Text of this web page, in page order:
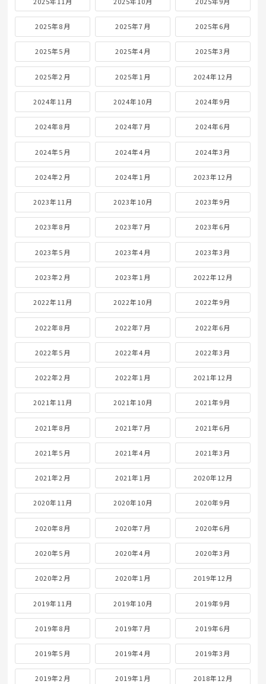
2025年8月 2025年7月 2025年6月
2025年5月 2025年4月 2025年3月
2025年2月 2025年1月 2024年12月
2024年11月 2024年10月 2024年9月
2024年8月 2024年7月 2024年6月
2024年5月 2024年4月 2024年3月
2024年2月 2024年1月 2023年12月
2023年11月 2023年10月 2023年9月
2023年8月 2023年7月 2023年6月
2023年5月 2023年4月 2023年3月
2023年2月 2023年1月 2022年12月
2022年11月 2022年10月 2022年9月
2022年8月 2022年7月 2022年6月
2022年5月 2022年4月 2022年3月
2022年2月 2022年1月 2021年12月
2021年11月 2021年10月 2021年9月
2021年8月 2021年7月 2021年6月
2021年5月 2021年4月 2021年3月
2021年2月 2021年1月 2020年12月
2020年11月 2020年10月 2020年9月
2020年8月 2020年7月 2020年6月
2020年5月 2020年4月 2020年3月
2020年2月 2020年1月 2019年12月
2019年11月 2019年10月 2019年9月
2019年8月 2019年7月 2019年6月
2019年5月 2019年4月 2019年3月
2019年2月 2019年1月 2018年12月